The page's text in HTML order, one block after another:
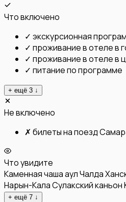
Что включено
✓ экскурсионная
✓ проживание в отеле в
✓ проживание в отеле в
✓ питание по программе
+ ещё 3 ↓
Не включено
✗ билеты на поезд
Что увидите
Каменная чашааул Чалда
Нарын-КалаСулакский каньон
+ ещё 7 ↓